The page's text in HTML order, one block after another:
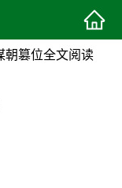
朝篡位全文阅读